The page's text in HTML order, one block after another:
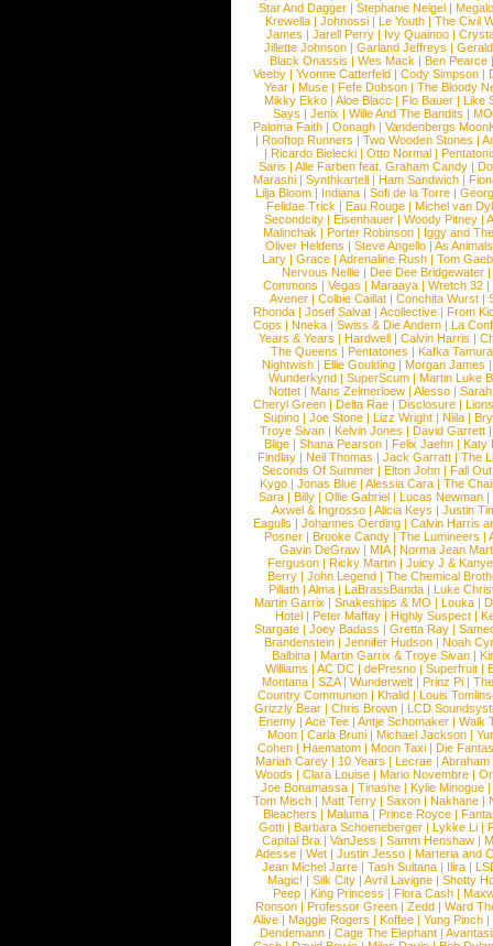
Star And Dagger | Stephanie Neigel |
Krewella | Johnossi | Le Youth | The Civil
James | Jarell Perry | Ivy Quainoo |
Jillette Johnson | Garland Jeffreys |
Black Onassis | Wes Mack | Ben Pearce
Veeby | Yvonne Catterfeld | Cody Simpson |
Year |Muse |Fefe Dobson |The Bloody
Mikky Ekko | Aloe Blacc | Flo Bauer | Like
Says | Jenix | Wille And The Bandits | MO
Paloma Faith |Oonagh |Vandenbergs
|Rooftop Runners |Two Wooden Stones |
| Ricardo Bielecki | Otto Normal |
Saris | Alle Farben feat. Graham Candy |
Marashi | Synthkartell | Ham Sandwich |
Lilja Bloom | Indiana | Sofi de la Torre |
Felidae Trick | Eau Rouge | Michel van
Secondcity |Eisenhauer |Woody Pitney |
Malinchak |Porter Robinson | Iggy and
Oliver Heldens |Steve Angello |As Animals
Lary | Grace | Adrenaline Rush | Tom
Nervous Nellie | Dee Dee Bridgewater |
Commons |Vegas |Maraaya |Wretch 32 |
Avener | Colbie Caillat | Conchita Wurst |
Rhonda | Josef Salvat | Acollective | From
Cops | Nneka | Swiss & Die Andern | La
Years & Years |Hardwell |Calvin Harris |
The Queens | Pentatones | Kafka Tamura
Nightwish |Ellie Goulding |Morgan James
Wunderkynd | SuperScum | Martin Luke
Nottet |Mans Zelmerloew |Alesso |
Cheryl Green |Delta Rae |Disclosure |
Supino |Joe Stone |Lizz Wright |Niila |
Troye Sivan | Kelvin Jones | David Garrett
Blige | Shana Pearson | Felix Jaehn | Katy
Findlay |Neil Thomas |Jack Garratt |The
Seconds Of Summer |Elton John |Fall
Kygo |Jonas Blue |Alessia Cara |The
Sara |Billy |Ollie Gabriel |Lucas Newman |
Axwel & Ingrosso | Alicia Keys | Justin
Eagulls |Johannes Oerding |Calvin Harris
Posner |Brooke Candy |The Lumineers |
Gavin DeGraw | MIA| Norma Jean
Ferguson | Ricky Martin | Juicy J &
Berry | John Legend | The Chemical
Pillath |Alma |LaBrassBanda |Luke
Martin Garrix | Snakeships & MO | Louka |
Hotel | Peter Maffay | Highly Suspect |
Stargate |Joey Badass |Gretta Ray |
Brandenstein |Jennifer Hudson |Noah
Balbina | Martin Garrix & Troye Sivan |
Williams |AC DC |dePresno |Superfruit |
Montana |SZA|Wunderwelt |Prinz Pi |
Country Communion | Khalid | Louis
Grizzly Bear | Chris Brown | LCD
Enemy | Ace Tee | Antje Schomaker | Walk
Moon |Carla Bruni |Michael Jackson |
Cohen |Haematom |Moon Taxi |Die
Mariah Carey | 10 Years | Lecrae | Abraham
Woods |Clara Louise |Mario Novembre |
Joe Bonamassa | Tinashe | Kylie Minogue |
Tom Misch |Matt Terry |Saxon |Nakhane |
Bleachers | Maluma | Prince Royce |
Gotti |Barbara Schoeneberger |Lykke Li |
Capital Bra |VanJess |Samm Henshaw |
Adesse |Wet |Justin Jesso |Marteria and
Jean Michel Jarre |Tash Sultana | Ilira |
Magic! | Silk City | Avril Lavigne | Shotty
Peep |King Princess |Flora Cash |
Ronson |Professor Green |Zedd |Ward
Alive |Maggie Rogers |Koffee |Yung Pinch |
Dendemann |Cage The Elephant |